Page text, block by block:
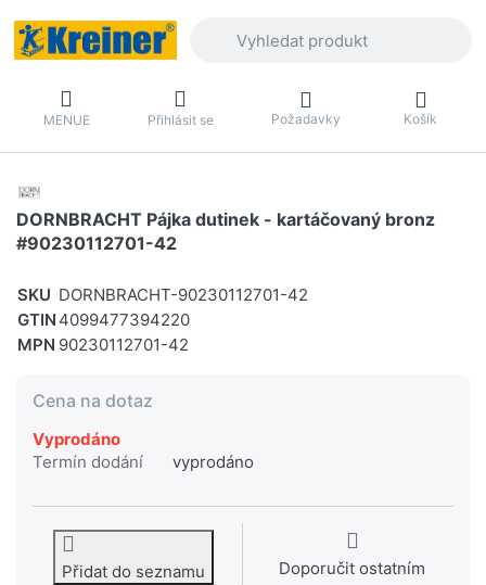
MENUE Přihlásit se Požadavky Košík
DORNBRACHT Pájka dutinek - kartáčovaný bronz
#90230112701-42
SKU DORNBRACHT-90230112701-42
GTIN 4099477394220
MPN 90230112701-42
Cena na dotaz
Vyprodáno
Termín dodání
vyprodáno
Přidat do seznamu Doporučit ostatním